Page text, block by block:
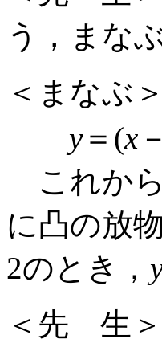
う，まな
＜まなぶ
y＝(x
これか
に凸の放
2のとき，
＜先 生